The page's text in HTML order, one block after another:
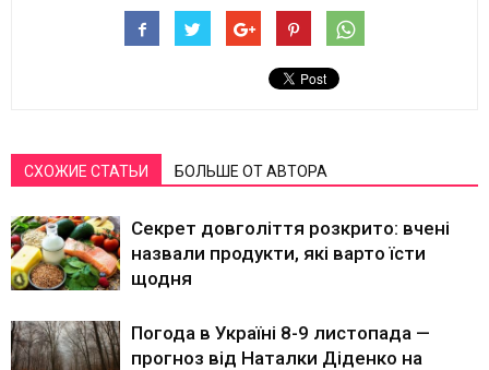
СХОЖИЕ СТАТЬИ БОЛЬШЕ ОТ АВТОРА
Секрет довголіття розкрито: вчені
назвали продукти, які варто їсти
щодня
Погода в Україні 8-9 листопада —
прогноз від Наталки Діденко на